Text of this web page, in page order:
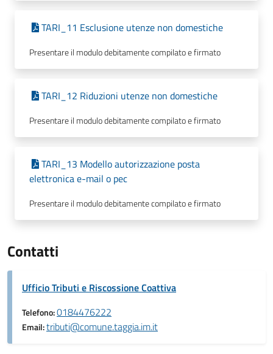
TARI_11 Esclusione utenze non domestiche
Presentare il modulo debitamente compilato e firmato
TARI_12 Riduzioni utenze non domestiche
Presentare il modulo debitamente compilato e firmato
TARI_13 Modello autorizzazione posta
elettronica e-mail o pec
Presentare il modulo debitamente compilato e firmato
Contatti
Ufficio Tributi e Riscossione Coattiva
Telefono:0184476222
Email:tributi@comune.taggia.im.it